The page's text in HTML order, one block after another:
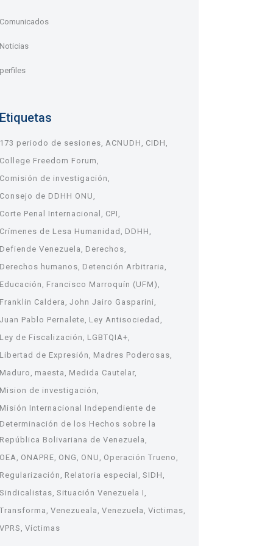
Comunicados
Noticias
perfiles
Etiquetas
173 periodo de sesiones ACNUDH
CIDH
College Freedom Forum
Comisión de investigación
Consejo de DDHH ONU
Corte Penal Internacional
CPI
Crímenes de Lesa Humanidad
DDHH
Defiende Venezuela
Derechos
Derechos humanos Detención Arbitraria
Educación
Francisco Marroquín (UFM)
Franklin Caldera
John Jairo Gasparini
Juan Pablo Pernalete Ley Antisociedad
Ley de Fiscalización
LGBTQIA+
Libertad de Expresión
Madres Poderosas
Maduro
maesta
Medida Cautelar
Mision de investigación
Misión Internacional Independiente de
Determinación de los Hechos sobre la
República Bolivariana de Venezuela
OEA ONAPRE ONG ONU
Operación Trueno
Regularización
Relatoria especial
SIDH
Sindicalistas Situación Venezuela I
Transforma
Venezueala Venezuela
Victimas
VPRS
Víctimas